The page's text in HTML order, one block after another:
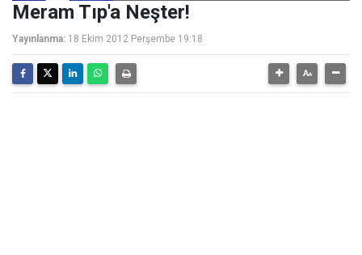
Meram Tıp'a Neşter!
Yayınlanma: 18 Ekim 2012 Perşembe 19:18